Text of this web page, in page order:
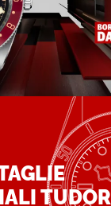
TUDOR